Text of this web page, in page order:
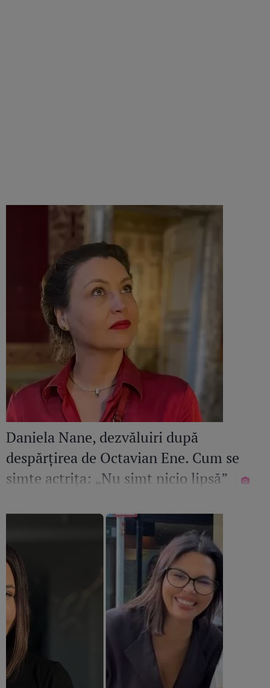
Daniela Nane, dezvăluiri după
despărțirea de Octavian Ene. Cum se
simte actrița: „Nu simt nicio lipsă”